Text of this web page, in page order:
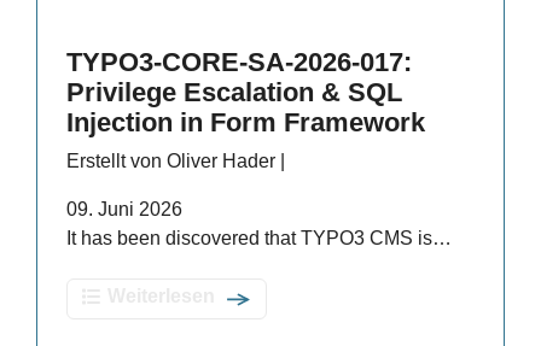
TYPO3-CORE-SA-2026-017:
Privilege Escalation & SQL
Injection in Form Framework
Erstellt von Oliver Hader |
09. Juni 2026
It has been discovered that TYPO3 CMS is…